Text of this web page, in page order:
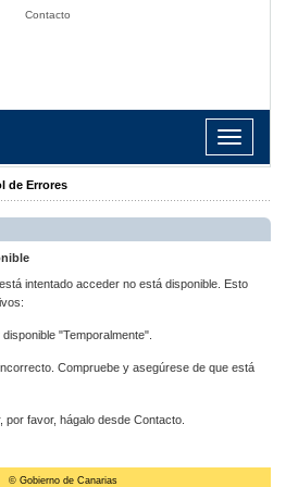
Contacto
Toggle
navigation
de Errores
intentado acceder no está disponible. Esto
"Temporalmente".
Compruebe y asegúrese de que está
por favor, hágalo desde Contacto.
© Gobierno de Canarias